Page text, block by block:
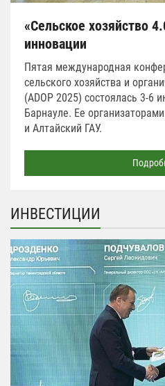
«Сельское хозяйство
инновации
Пятая международная
сельского хозяйства и
(ADOP 2025) состоялась 3-6
Барнауле. Ее
и Алтайский ГАУ.
ИНВЕСТИЦИИ